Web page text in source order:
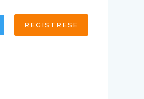
REGISTRESE